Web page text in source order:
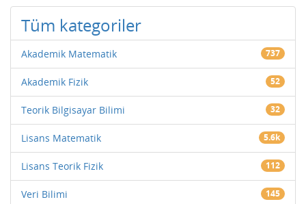
Tüm kategoriler
Akademik Matematik 737
Akademik Fizik 52
Teorik Bilgisayar Bilimi 32
Lisans Matematik 5.6k
Lisans Teorik Fizik 112
Veri Bilimi 145